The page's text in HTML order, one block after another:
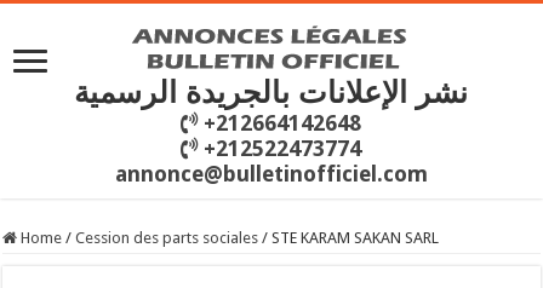
نشر الإعلانات بالجريدة الرسمية
+212664142648
+212522473774
annonce@bulletinofficiel.com
Home / Cession des parts sociales / STE KARAM SAKAN SARL